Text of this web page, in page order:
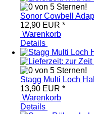
Sonor Cowbell
12,90 EUR *
Warenkorb
Details
Stagg Multi Loch
13,90 EUR *
Warenkorb
Details